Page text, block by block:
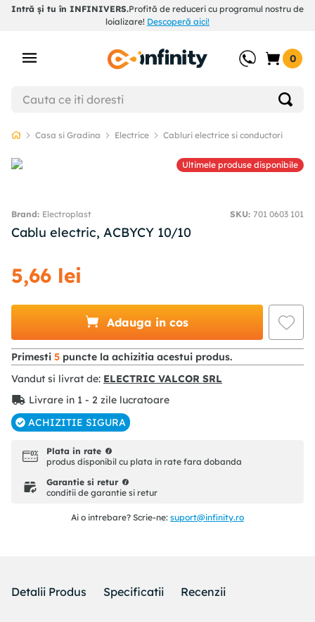
Intră și tu în INFINIVERS.Profită de reduceri cu programul nostru de
loializare! Descoperă aici!
0
Casa si Gradina Electrice Cabluri electrice si conductori
Ultimele produse disponibile
Electroplast SKU: 701 0603 101
Cablu electric, ACBYCY 10/10
5,66 lei
Adauga in cos
Primesti 5 puncte la achizitia acestui produs.
Vandut si livrat de: ELECTRIC VALCOR SRL
Livrare in 1 - 2 zile lucratoare
ACHIZITIE SIGURA
Plata in rate
produs disponibil cu plata in rate fara dobanda
Garantie si retur
conditii de garantie si retur
Ai o intrebare? Scrie-ne: suport@infinity.ro
Detalii Produs Specificatii Recenzii